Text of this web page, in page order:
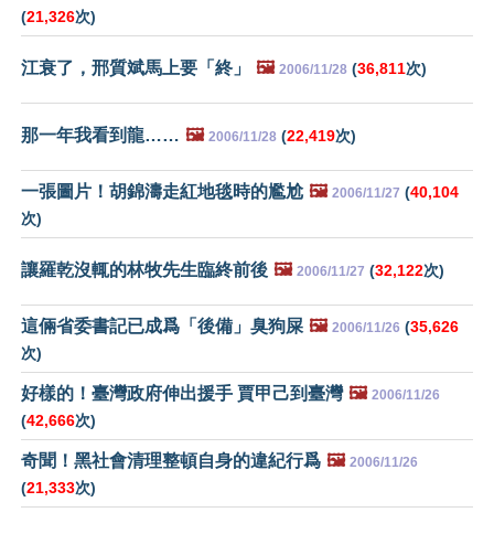
(21,326次)
江衰了，邢質斌馬上要「終」 🖼️ 2006/11/28 (36,811次)
那一年我看到龍…… 🖼️ 2006/11/28 (22,419次)
一張圖片！胡錦濤走紅地毯時的尷尬 🖼️ 2006/11/27 (40,104
次)
讓羅乾沒輒的林牧先生臨終前後 🖼️ 2006/11/27 (32,122次)
這倆省委書記已成爲「後備」臭狗屎 🖼️ 2006/11/26 (35,626
次)
好樣的！臺灣政府伸出援手 賈甲己到臺灣 🖼️ 2006/11/26
(42,666次)
奇聞！黑社會清理整頓自身的違紀行爲 🖼️ 2006/11/26
(21,333次)